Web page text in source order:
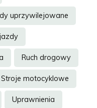
uprzywilejowane
Ruch drogowy
Stroje motocyklowe
Uprawnienia